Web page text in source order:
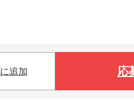
追加 応